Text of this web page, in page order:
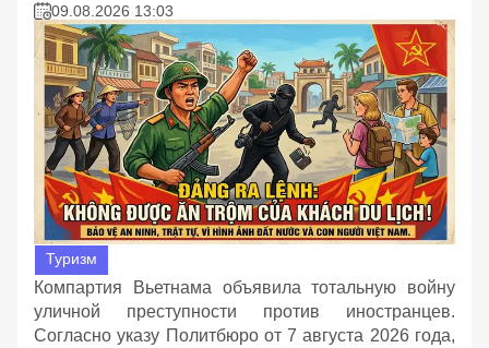
09.08.2026 13:03
Туризм
Компартия Вьетнама объявила тотальную войну
уличной преступности против иностранцев.
Согласно указу Политбюро от 7 августа 2026 года,